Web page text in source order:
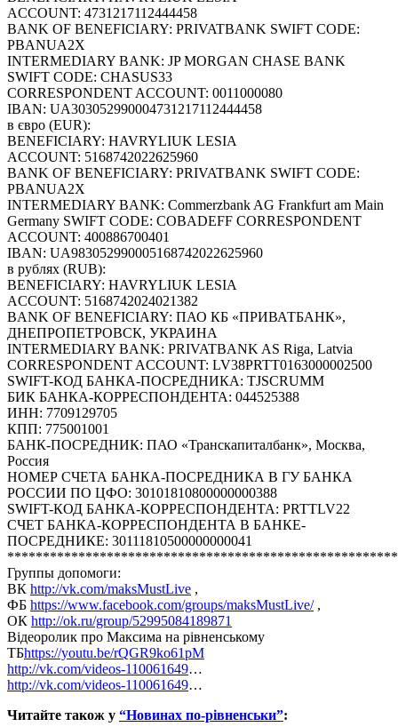
ACCOUNT: 4731217112444458
BANK OF BENEFICIARY: PRIVATBANK SWIFT CODE:
PBANUA2X
INTERMEDIARY BANK: JP MORGAN CHASE BANK
SWIFT CODE: CHASUS33
CORRESPONDENT ACCOUNT: 0011000080
IBAN: UA303052990004731217112444458
в євро (EUR):
BENEFICIARY: HAVRYLIUK LESIA
ACCOUNT: 5168742022625960
BANK OF BENEFICIARY: PRIVATBANK SWIFT CODE:
PBANUA2X
INTERMEDIARY BANK: Commerzbank AG Frankfurt am Main
Germany SWIFT CODE: COBADEFF CORRESPONDENT
ACCOUNT: 400886700401
IBAN: UA983052990005168742022625960
в рублях (RUB):
BENEFICIARY: HAVRYLIUK LESIA
ACCOUNT: 5168742024021382
BANK OF BENEFICIARY: ПАО КБ «ПРИВАТБАНК»,
ДНЕПРОПЕТРОВСК, УКРАИНА
INTERMEDIARY BANK: PRIVATBANK AS Riga, Latvia
CORRESPONDENT ACCOUNT: LV38PRTT0163000002500
SWIFT-КОД БАНКА-ПОСРЕДНИКА: TJSCRUMM
БИК БАНКА-КОРРЕСПОНДЕНТА: 044525388
ИНН: 7709129705
КПП: 775001001
БАНК-ПОСРЕДНИК: ПАО «Транскапиталбанк», Москва,
Россия
НОМЕР СЧЕТА БАНКА-ПОСРЕДНИКА В ГУ БАНКА
РОССИИ ПО ЦФО: 30101810800000000388
SWIFT-КОД БАНКА-КОРРЕСПОНДЕНТА: PRTTLV22
СЧЕТ БАНКА-КОРРЕСПОНДЕНТА В БАНКЕ-
ПОСРЕДНИКЕ: 30111810500000000041
Группы допомоги:
ВК http://vk.com/maksMustLive ,
ФБ https://www.facebook.com/groups/maksMustLive/,
ОК http://ok.ru/group/52995084189871
Відеоролик про Максима на рівненському
ТБhttps://youtu.be/rQGR9ko61pM
http://vk.com/videos-110061649…
http://vk.com/videos-110061649…
Читайте також у “Новинах по-рівненськи”: